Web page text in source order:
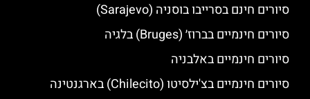
סיורים חינם בסרייבו בוסניה (Sarajevo)
סיורים חינמיים בברוז׳ (Bruges) בלגיה
סיורים חינמיים באלבניה
סיורים חינמיים בצ'ילסיטו (Chilecito) בארגנטינה